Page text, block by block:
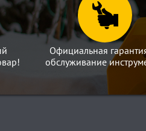
Официальная
обслуживание